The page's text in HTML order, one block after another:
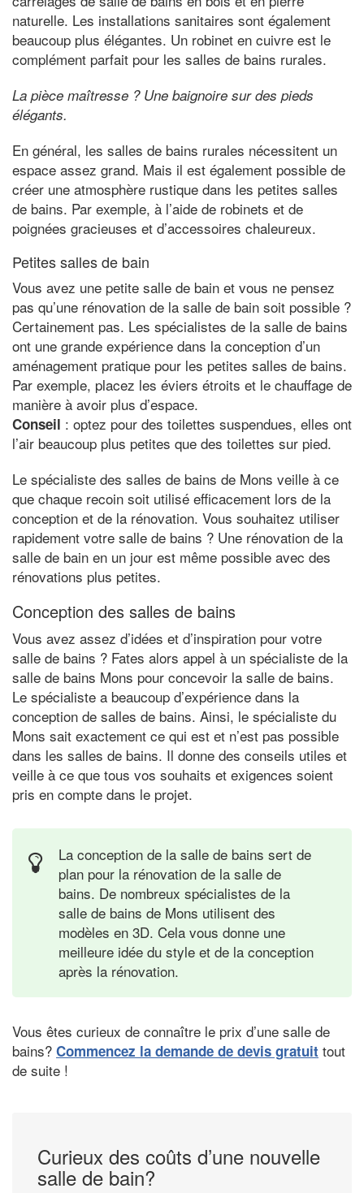
naturelle. Les installations sanitaires sont également
beaucoup plus élégantes. Un robinet en cuivre est le
complément parfait pour les salles de bains rurales.
La pièce maîtresse ? Une baignoire sur des pieds
élégants.
En général, les salles de bains rurales nécessitent un
espace assez grand. Mais il est également possible de
créer une atmosphère rustique dans les petites salles
de bains. Par exemple, à l’aide de robinets et de
poignées gracieuses et d’accessoires chaleureux.
Petites salles de bain
Vous avez une petite salle de bain et vous ne pensez
pas qu’une rénovation de la salle de bain soit possible ?
Certainement pas. Les spécialistes de la salle de bains
ont une grande expérience dans la conception d’un
aménagement pratique pour les petites salles de bains.
Par exemple, placez les éviers étroits et le chauffage de
manière à avoir plus d’espace.
Conseil : optez pour des toilettes suspendues, elles ont
l’air beaucoup plus petites que des toilettes sur pied.
Le spécialiste des salles de bains de Mons veille à ce
que chaque recoin soit utilisé efficacement lors de la
conception et de la rénovation. Vous souhaitez utiliser
rapidement votre salle de bains ? Une rénovation de la
salle de bain en un jour est même possible avec des
rénovations plus petites.
Conception des salles de bains
Vous avez assez d’idées et d’inspiration pour votre
salle de bains ? Fates alors appel à un spécialiste de la
salle de bains Mons pour concevoir la salle de bains.
Le spécialiste a beaucoup d’expérience dans la
conception de salles de bains. Ainsi, le spécialiste du
Mons sait exactement ce qui est et n’est pas possible
dans les salles de bains. Il donne des conseils utiles et
veille à ce que tous vos souhaits et exigences soient
pris en compte dans le projet.
La conception de la salle de bains sert de
plan pour la rénovation de la salle de
bains. De nombreux spécialistes de la
salle de bains de Mons utilisent des
modèles en 3D. Cela vous donne une
meilleure idée du style et de la conception
après la rénovation.
Vous êtes curieux de connaître le prix d’une salle de
bains? Commencez la demande de devis gratuit tout
de suite !
Curieux des coûts d’une nouvelle
salle de bain?